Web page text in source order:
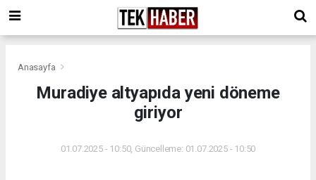
Anasayfa
Muradiye altyapıda yeni döneme
giriyor
01.07.2025 - 10:50, Güncelleme: 01.07.2025 - 10:50